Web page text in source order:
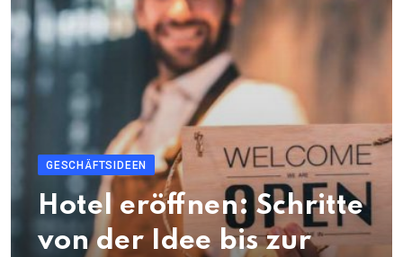
GESCHÄFTSIDEEN
Hotel eröffnen: Schritte
von der Idee bis zur